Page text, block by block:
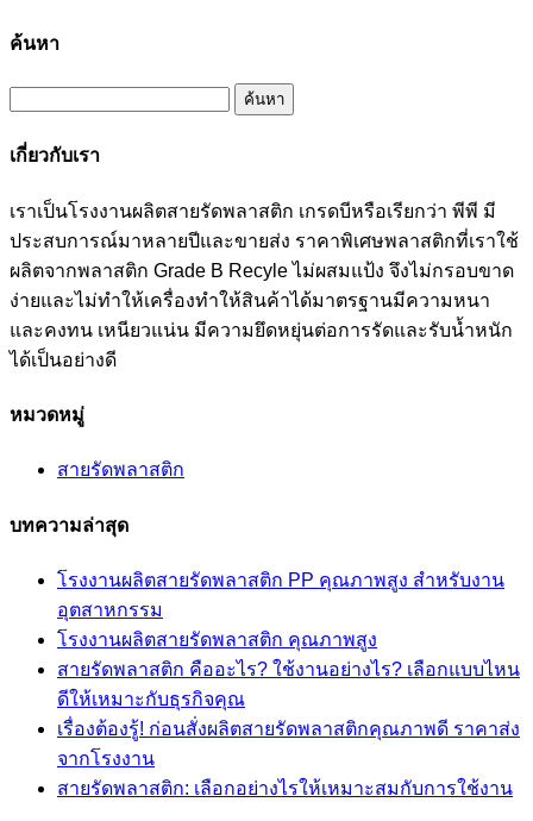
ค้นหา
เกี่ยวกับเรา
เราเป็นโรงงานผลิตสายรัดพลาสติก เกรดบีหรือเรียกว่า พีพี มี
ประสบการณ์มาหลายปีและขายส่ง ราคาพิเศษพลาสติกที่เราใช้
ผลิตจากพลาสติก Grade B Recyle ไม่ผสมแป้ง จึงไม่กรอบขาด
ง่ายและไม่ทำให้เครื่องทำให้สินค้าได้มาตรฐานมีความหนา
และคงทน เหนียวแน่น มีความยึดหยุ่นต่อการรัดและรับน้ำหนัก
ได้เป็นอย่างดี
หมวดหมู่
สายรัดพลาสติก
บทความล่าสุด
โรงงานผลิตสายรัดพลาสติก PP คุณภาพสูง สำหรับงาน
อุตสาหกรรม
โรงงานผลิตสายรัดพลาสติก คุณภาพสูง
สายรัดพลาสติก คืออะไร? ใช้งานอย่างไร? เลือกแบบไหน
ดีให้เหมาะกับธุรกิจคุณ
เรื่องต้องรู้! ก่อนสั่งผลิตสายรัดพลาสติกคุณภาพดี ราคาส่ง
จากโรงงาน
สายรัดพลาสติก: เลือกอย่างไรให้เหมาะสมกับการใช้งาน